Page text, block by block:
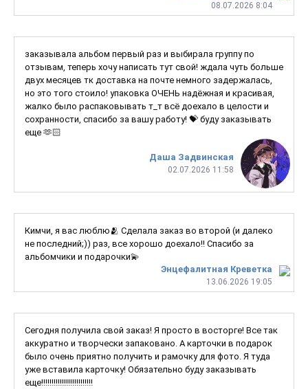
08.07.2026 8:04
Даша Задвинская
02.07.2026 11:58
заказывала альбом первый раз и выбирала группу по
отзывам, теперь хочу написать тут свой! ждала чуть больше
двух месяцев тк доставка на почте немного задержалась,
но это того стоило! упаковка ОЧЕНЬ надёжная и красивая,
жалко было распаковывать т_т всё доехало в целости и
сохранности, спасибо за вашу работу! 💝 буду заказывать
еще 🫶🏻
Энцефалитная Креветка
13.06.2026 19:05
Кимчи, я вас люблю🫂 Сделала заказ во второй (и далеко
не последний;)) раз, все хорошо доехало!! Спасибо за
альбомчики и подарочки💫
Сегодня получила свой заказ! Я просто в восторге! Все так
аккуратно и творчески запаковано. А карточки в подарок
было очень приятно получить и рамочку для фото. Я туда
уже вставила карточку! Обязательно буду заказывать
еще!!!!!!!!!!!!!!!!!!!!!!!!!